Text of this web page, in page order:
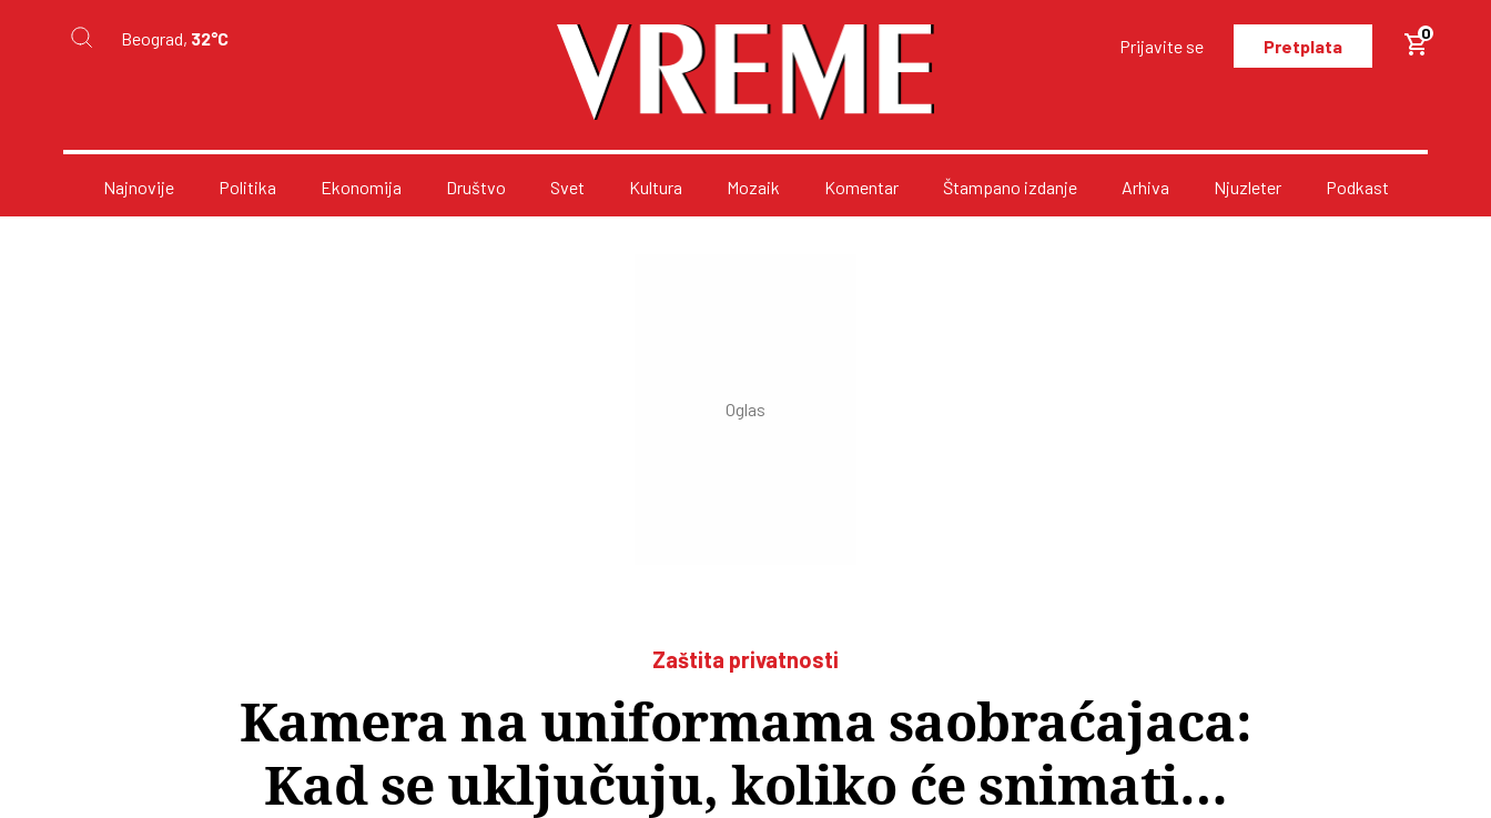
Beograd, 32°C Prijavite se Pretplata
0
Najnovije Politika Ekonomija Društvo Svet Kultura Mozaik Komentar Štampano izdanje Arhiva Njuzleter Podkast
Zaštita privatnosti
Kamera na uniformama saobraćajaca:
Kad se uključuju, koliko će snimati…